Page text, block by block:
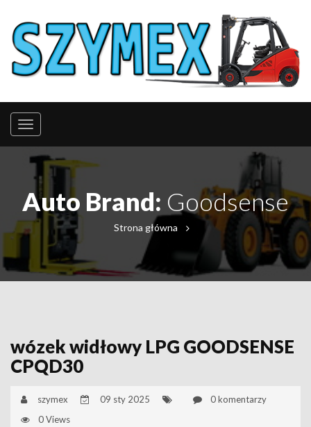
Auto Brand: Goodsense
Strona główna
wózek widłowy LPG GOODSENSE
CPQD30
szymex 09 sty 2025
0 komentarzy
0 Views